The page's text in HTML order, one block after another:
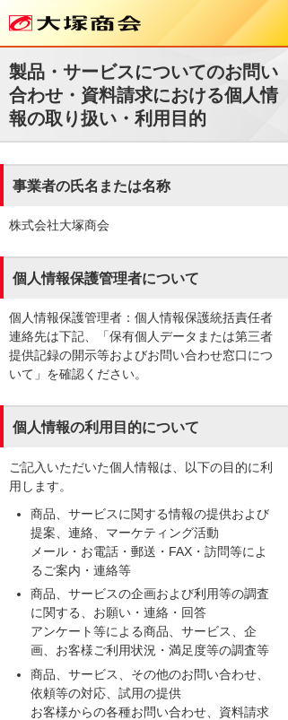
製品・サービスについてのお問い
合わせ・資料請求における個人情
報の取り扱い・利用目的
事業者の氏名または名称
株式会社大塚商会
個人情報保護管理者について
個人情報保護管理者：個人情報保護統括責任者
連絡先は下記、「保有個人データまたは第三者
提供記録の開示等およびお問い合わせ窓口につ
いて」を確認ください。
個人情報の利用目的について
ご記入いただいた個人情報は、以下の目的に利
用します。
商品、サービスに関する情報の提供および
提案、連絡、マーケティング活動
メール・お電話・郵送・FAX・訪問等によ
るご案内・連絡等
商品、サービスの企画および利用等の調査
に関する、お願い・連絡・回答
アンケート等による商品、サービス、企
画、お客様ご利用状況・満足度等の調査等
商品、サービス、その他のお問い合わせ、
依頼等の対応、試用の提供
お客様からの各種お問い合わせ、資料請求